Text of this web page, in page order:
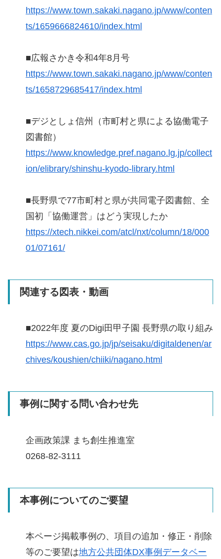
https://www.town.sakaki.nagano.jp/www/conten
ts/1659666824610/index.html
■広報さかき令和4年8月号
https://www.town.sakaki.nagano.jp/www/conten
ts/1658729685417/index.html
■デジとしょ信州（市町村と県による協働電子
図書館）
https://www.knowledge.pref.nagano.lg.jp/collect
ion/elibrary/shinshu-kyodo-library.html
■長野県で77市町村と県が共同電子図書館、全
国初「協働運営」はどう実現したか
https://xtech.nikkei.com/atcl/nxt/column/18/000
01/07161/
関連する図表・動画
■2022年度 夏のDigi田甲子園 長野県の取り組み
https://www.cas.go.jp/jp/seisaku/digitaldenen/ar
chives/koushien/chiiki/nagano.html
事例に関する問い合わせ先
企画政策課 まち創生推進室
0268-82-3111
本事例についてのご要望
本ページ掲載事例の、項目の追加・修正・削除
等のご要望は地方公共団体DX事例データベー